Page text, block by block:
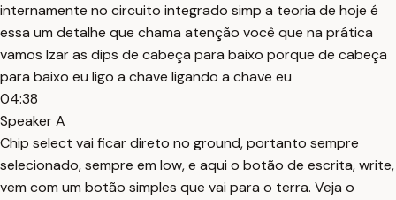
internamente no circuito integrado simp a teoria de hoje é
essa um detalhe que chama atenção você que na prática
vamos Izar as dips de cabeça para baixo porque de cabeça
para baixo eu ligo a chave ligando a chave eu
04:38
Speaker A
Chip select vai ficar direto no ground, portanto sempre
selecionado, sempre em low, e aqui o botão de escrita, write,
vem com um botão simples que vai para o terra. Veja o